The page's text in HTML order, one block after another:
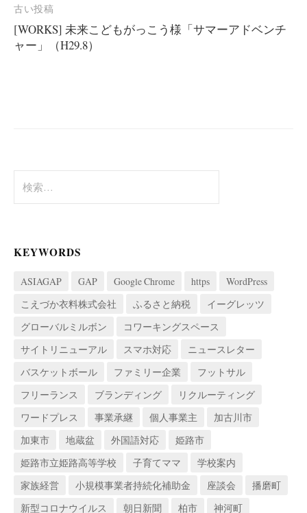
投
稿
ョ
ン
古い投稿
[WORKS] 未来こどもがっこう様「サマーアドベンチ
ャー」（H29.8）
索:
KEYWORDS
ASIAGAP GAP Google Chrome https
WordPress
こえづか衣料株式会社
ふるさと納税
イーグレッツ
グローバルミルボン
コワーキングスペース
サイトリニューアル
スマホ対応
ニュースレター
バスケットボール
ファミリー企業
フットサル
フリーランス
ブランディング
リクルーティング
ワードプレス
事業承継 個人事業主
加古川市
加東市
地蔵盆 外国語対応
姫路市
姫路市立姫路高等学校
子育てママ
学校案内
家族経営
小規模事業者持続化補助金 座談会
播磨町
新型コロナウイルス
朝日新聞 柏市
神河町